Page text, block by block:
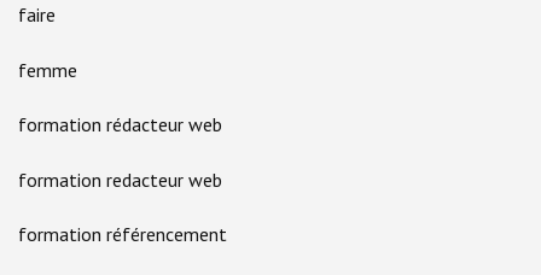
faire
femme
formation rédacteur web
formation redacteur web
formation référencement